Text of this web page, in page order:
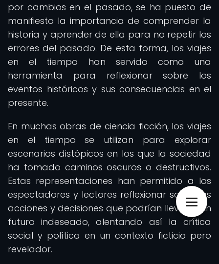
por cambios en el pasado, se ha puesto de
manifiesto la importancia de comprender la
historia y aprender de ella para no repetir los
errores del pasado. De esta forma, los viajes
en el tiempo han servido como una
herramienta para reflexionar sobre los
eventos históricos y sus consecuencias en el
presente.
En muchas obras de ciencia ficción, los viajes
en el tiempo se utilizan para explorar
escenarios distópicos en los que la sociedad
ha tomado caminos oscuros o destructivos.
Estas representaciones han permitido a los
espectadores y lectores reflexionar sobre las
acciones y decisiones que podrían llevar a un
futuro indeseado, alentando así la crítica
social y política en un contexto ficticio pero
revelador.